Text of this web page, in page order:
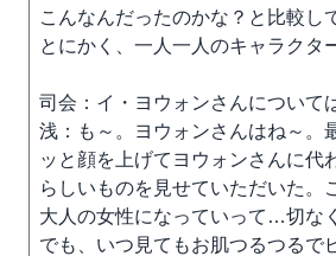
こんなんだったのかな？と比較し
とにかく、一人一人のキャラクタ
司会：イ・ヨウォンさんについて
浅：も～。ヨウォンさんはね～。
ッと顔を上げてヨウォンさんに代
らしいものを見せていただいた。
大人の女性になっていって…切な
でも、いつ見てもお肌つるつるで